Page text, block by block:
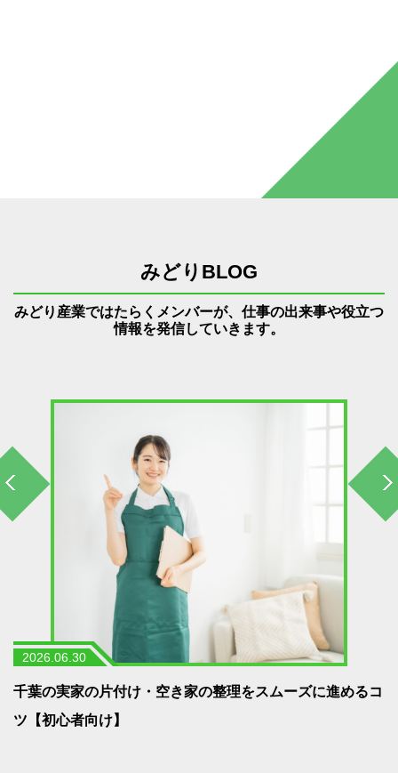
みどりBLOG
みどり産業ではたらくメンバーが、仕事の出来事や役立つ
情報を発信していきます。
2026.06.30
千葉の実家の片付け・空き家の整理をスムーズに進めるコ
ツ【初心者向け】